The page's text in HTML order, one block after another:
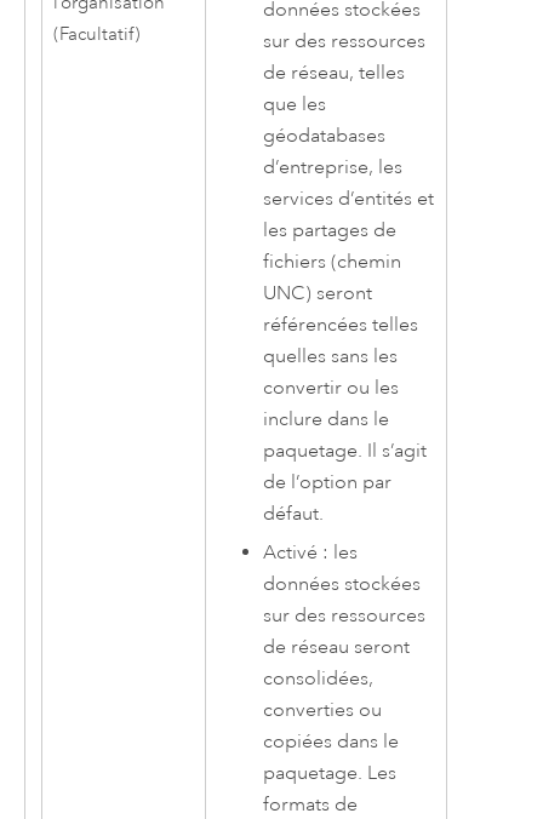
(Facultatif)
données stockées
sur des ressources
de réseau, telles
que les
géodatabases
d’entreprise, les
services d’entités et
les partages de
fichiers (chemin
UNC) seront
référencées telles
quelles sans les
convertir ou les
inclure dans le
paquetage. Il s’agit
de l’option par
défaut.
Activé : les
données stockées
sur des ressources
de réseau seront
consolidées,
converties ou
copiées dans le
paquetage. Les
formats de